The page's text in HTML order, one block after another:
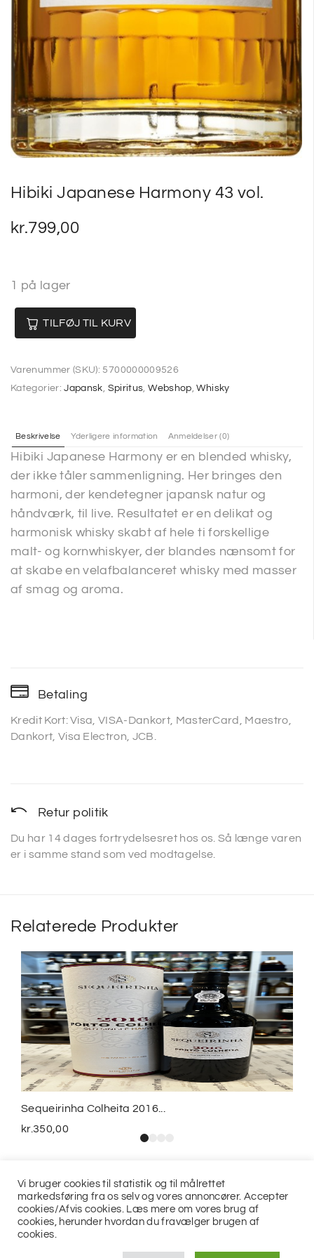
Hibiki Japanese Harmony 43 vol.
kr.799,00
1 på lager
TILFØJ TIL KURV
Varenummer (SKU): 5700000009526
Kategorier:Japansk, Spiritus,Webshop,Whisky
Beskrivelse Yderligere information Anmeldelser (0)
Hibiki Japanese Harmony er en blended whisky,
der ikke tåler sammenligning. Her bringes den
harmoni, der kendetegner japansk natur og
håndværk, til live. Resultatet er en delikat og
harmonisk whisky skabt af hele ti forskellige
malt- og kornwhiskyer, der blandes nænsomt for
at skabe en velafbalanceret whisky med masser
af smag og aroma.
Betaling
Kredit Kort: Visa, VISA-Dankort, MasterCard, Maestro,
Dankort, Visa Electron, JCB.
Retur politik
Du har 14 dages fortrydelsesret hos os. Så længe varen
er i samme stand som ved modtagelse.
Relaterede Produkter
Sequeirinha Colheita 2016...
kr.350,00
Vi bruger cookies til statistik og til målrettet
markedsføring fra os selv og vores annoncører. Accepter
cookies/Afvis cookies. Læs mere om vores brug af
cookies, herunder hvordan du fravælger brugen af
cookies.